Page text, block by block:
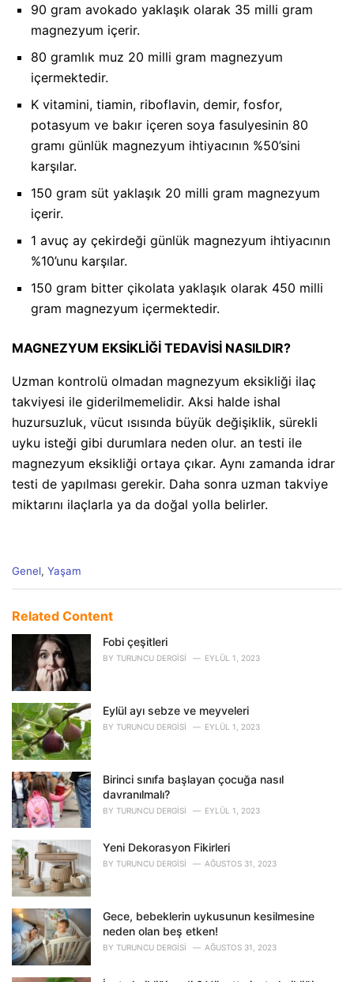
90 gram avokado yaklaşık olarak 35 milli gram
magnezyum içerir.
80 gramlık muz 20 milli gram magnezyum
içermektedir.
K vitamini, tiamin, riboflavin, demir, fosfor,
potasyum ve bakır içeren soya fasulyesinin 80
gramı günlük magnezyum ihtiyacının %50’sini
karşılar.
150 gram süt yaklaşık 20 milli gram magnezyum
içerir.
1 avuç ay çekirdeği günlük magnezyum ihtiyacının
%10’unu karşılar.
150 gram bitter çikolata yaklaşık olarak 450 milli
gram magnezyum içermektedir.
MAGNEZYUM EKSİKLİĞİ TEDAVİSİ NASILDIR?
Uzman kontrolü olmadan magnezyum eksikliği ilaç
takviyesi ile giderilmemelidir. Aksi halde ishal
huzursuzluk, vücut ısısında büyük değişiklik, sürekli
uyku isteği gibi durumlara neden olur. an testi ile
magnezyum eksikliği ortaya çıkar. Aynı zamanda idrar
testi de yapılması gerekir. Daha sonra uzman takviye
miktarını ilaçlarla ya da doğal yolla belirler.
C
e
e
:
Genel, Yaşam
Related Content
Fobi çeşitleri
BY TURUNCU DERGISI EYLÜL 1, 2023
Eylül ayı sebze ve meyveleri
BY TURUNCU DERGISI EYLÜL 1, 2023
Birinci sınıfa başlayan çocuğa nasıl
davranılmalı?
BY TURUNCU DERGISI EYLÜL 1, 2023
Yeni Dekorasyon Fikirleri
BY TURUNCU DERGISI AĞUSTOS 31, 2023
Gece, bebeklerin uykusunun kesilmesine
neden olan beş etken!
BY TURUNCU DERGISI AĞUSTOS 31, 2023